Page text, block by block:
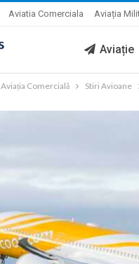
Aviatia Comerciala Aviația
Aviație
Aviația Comercială Stiri Avioane